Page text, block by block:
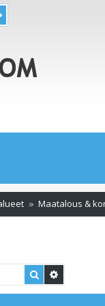
Maatalous &
Etsi